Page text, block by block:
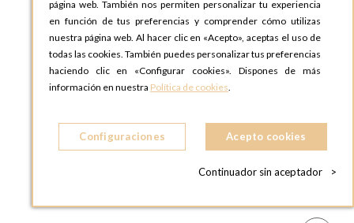
página web. También nos permiten personalizar tu experiencia
en función de tus preferencias y comprender cómo utilizas
nuestra página web. Al hacer clic en «Acepto», aceptas el uso de
todas las cookies. También puedes personalizar tus preferencias
haciendo clic en «Configurar cookies». Dispones de más
información en nuestra Política de cookies.
Configuraciones Acepto cookies
Continuador sin aceptador >